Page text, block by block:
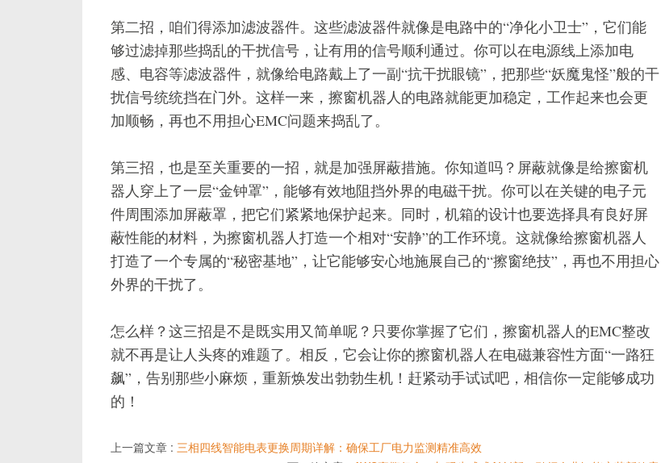
第二招，咱们得添加滤波器件。这些滤波器件就像是电路中的“净化小卫士”，它们能
够过滤掉那些捣乱的干扰信号，让有用的信号顺利通过。你可以在电源线上添加电
感、电容等滤波器件，就像给电路戴上了一副“抗干扰眼镜”，把那些“妖魔鬼怪”般的干
扰信号统统挡在门外。这样一来，擦窗机器人的电路就能更加稳定，工作起来也会更
加顺畅，再也不用担心EMC问题来捣乱了。
第三招，也是至关重要的一招，就是加强屏蔽措施。你知道吗？屏蔽就像是给擦窗机
器人穿上了一层“金钟罩”，能够有效地阻挡外界的电磁干扰。你可以在关键的电子元
件周围添加屏蔽罩，把它们紧紧地保护起来。同时，机箱的设计也要选择具有良好屏
蔽性能的材料，为擦窗机器人打造一个相对“安静”的工作环境。这就像给擦窗机器人
打造了一个专属的“秘密基地”，让它能够安心地施展自己的“擦窗绝技”，再也不用担心
外界的干扰了。
怎么样？这三招是不是既实用又简单呢？只要你掌握了它们，擦窗机器人的EMC整改
就不再是让人头疼的难题了。相反，它会让你的擦窗机器人在电磁兼容性方面“一路狂
飙”，告别那些小麻烦，重新焕发出勃勃生机！赶紧动手试试吧，相信你一定能够成功
的！
上一篇文章 : 三相四线智能电表更换周期详解：确保工厂电力监测精准高效